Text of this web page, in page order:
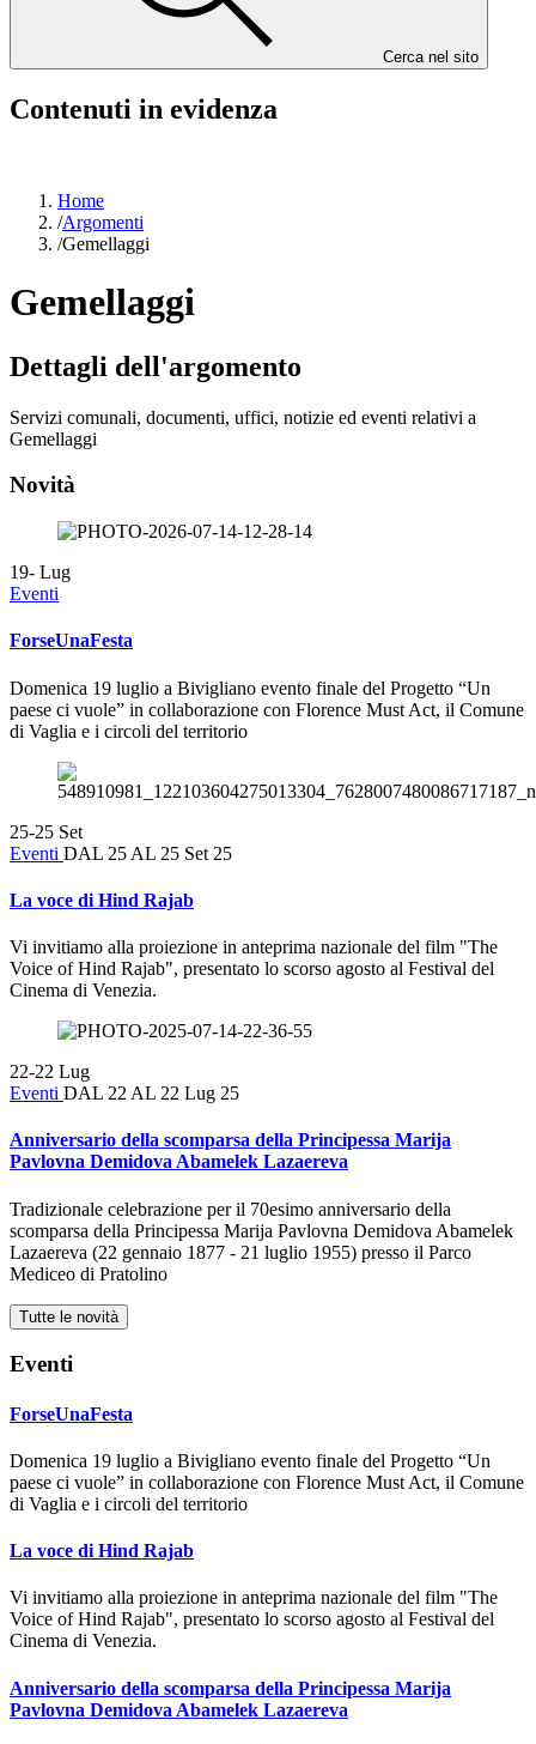
Cerca nel sito
Contenuti in evidenza
Home
/Argomenti
/Gemellaggi
Gemellaggi
Dettagli dell'argomento
Servizi comunali, documenti, uffici, notizie ed eventi relativi a
Gemellaggi
Novità
19- Lug
Eventi
ForseUnaFesta
Domenica 19 luglio a Bivigliano evento finale del Progetto “Un
paese ci vuole” in collaborazione con Florence Must Act, il Comune
di Vaglia e i circoli del territorio
25-25 Set
Eventi DAL 25 AL 25 Set 25
La voce di Hind Rajab
Vi invitiamo alla proiezione in anteprima nazionale del film "The
Voice of Hind Rajab", presentato lo scorso agosto al Festival del
Cinema di Venezia.
22-22 Lug
Eventi DAL 22 AL 22 Lug 25
Anniversario della scomparsa della Principessa Marija
Pavlovna Demidova Abamelek Lazaereva
Tradizionale celebrazione per il 70esimo anniversario della
scomparsa della Principessa Marija Pavlovna Demidova Abamelek
Lazaereva (22 gennaio 1877 - 21 luglio 1955) presso il Parco
Mediceo di Pratolino
Tutte le novità
Eventi
ForseUnaFesta
Domenica 19 luglio a Bivigliano evento finale del Progetto “Un
paese ci vuole” in collaborazione con Florence Must Act, il Comune
di Vaglia e i circoli del territorio
La voce di Hind Rajab
Vi invitiamo alla proiezione in anteprima nazionale del film "The
Voice of Hind Rajab", presentato lo scorso agosto al Festival del
Cinema di Venezia.
Anniversario della scomparsa della Principessa Marija
Pavlovna Demidova Abamelek Lazaereva